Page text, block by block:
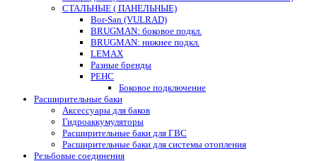
СТАЛЬНЫЕ ( ПАНЕЛЬНЫЕ)
Bor-San (VULRAD)
BRUGMAN: боковое подкл.
BRUGMAN: нижнее подкл.
LEMAX
Разные бренды
РЕНС
Боковое подключение
Расширительные баки
Аксессуары для баков
Гидроаккумуляторы
Расширительные баки для ГВС
Расширительные баки для системы отопления
Резьбовые соединения